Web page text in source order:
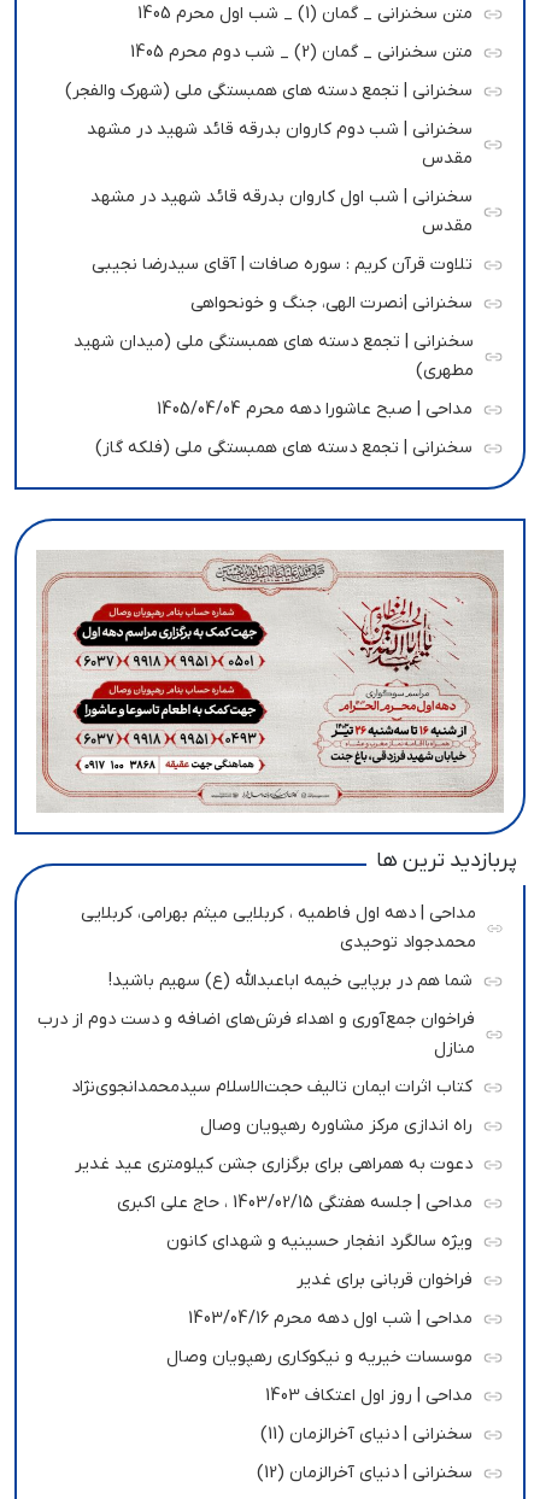
متن سخنرانی _ گمان (1) _ شب اول محرم 1405
متن سخنرانی _ گمان (2) _ شب دوم محرم 1405
سخنرانی | تجمع دسته های همبستگی ملی (شهرک والفجر)
سخنرانی | شب دوم کاروان بدرقه قائد شهید در مشهد
مقدس
سخنرانی | شب اول کاروان بدرقه قائد شهید در مشهد
مقدس
تلاوت قرآن کریم : سوره صافات | آقای سیدرضا نجیبی
سخنرانی |نصرت الهی، جنگ و خونحواهی
سخنرانی | تجمع دسته های همبستگی ملی (میدان شهید
مطهری)
مداحی | صبح عاشورا دهه محرم 1405/04/04
سخنرانی | تجمع دسته های همبستگی ملی (فلکه گاز)
پربازدید ترین ها
مداحی | دهه اول فاطمیه ، کربلایی میثم بهرامی، کربلایی
محمدجواد توحیدی
شما هم در برپایی خیمه اباعبدالله (ع) سهیم باشید!
فراخوان جمع‌آوری و اهداء فرش‌های اضافه و دست دوم از درب
منازل
کتاب اثرات ایمان تالیف حجت‌الاسلام سیدمحمدانجوی‌نژاد
راه اندازی مرکز مشاوره رهپویان وصال
دعوت به همراهی برای برگزاری جشن کیلومتری عید غدیر
مداحی | جلسه هفتگی 1403/02/15 ، حاج علی اکبری
ویژه سالگرد انفجار حسینیه و شهدای کانون
فراخوان قربانی برای غدیر
مداحی | شب اول دهه محرم 1403/04/16
موسسات خیریه و نیکوکاری رهپویان وصال
مداحی | روز اول اعتکاف 1403
سخنرانی | دنیای آخرالزمان (11)
سخنرانی | دنیای آخرالزمان (12)